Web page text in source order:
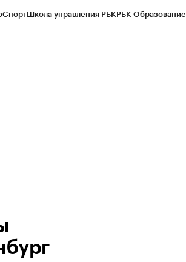
СпортШкола управления РБКРБК Образование